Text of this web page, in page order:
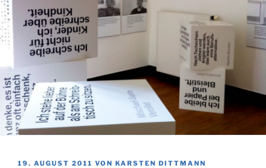
VERÖFFENTLICHT
19. AUGUST 2011 VON KARSTEN DITTMANN